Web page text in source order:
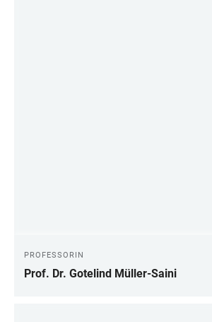
PROFESSORIN
Prof. Dr. Gotelind Müller-Saini